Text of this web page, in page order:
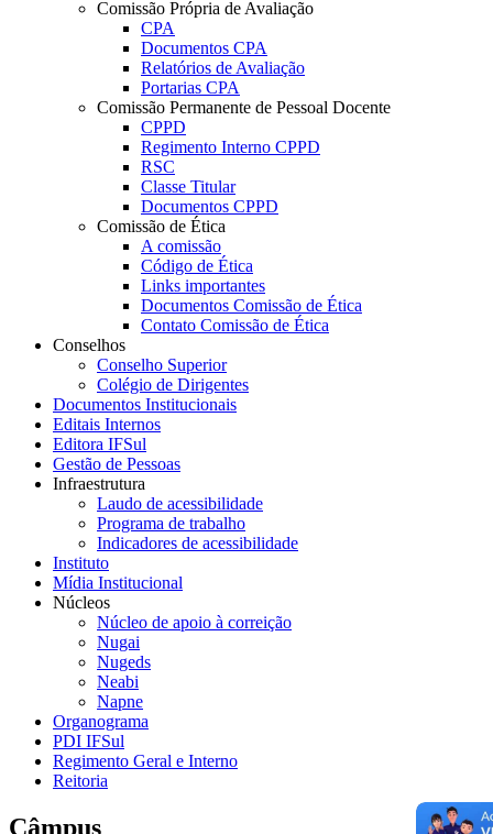
Comissão Própria de Avaliação
CPA
Documentos CPA
Relatórios de Avaliação
Portarias CPA
Comissão Permanente de Pessoal Docente
CPPD
Regimento Interno CPPD
RSC
Classe Titular
Documentos CPPD
Comissão de Ética
A comissão
Código de Ética
Links importantes
Documentos Comissão de Ética
Contato Comissão de Ética
Conselhos
Conselho Superior
Colégio de Dirigentes
Documentos Institucionais
Editais Internos
Editora IFSul
Gestão de Pessoas
Infraestrutura
Laudo de acessibilidade
Programa de trabalho
Indicadores de acessibilidade
Instituto
Mídia Institucional
Núcleos
Núcleo de apoio à correição
Nugai
Nugeds
Neabi
Napne
Organograma
PDI IFSul
Regimento Geral e Interno
Reitoria
Câmpus